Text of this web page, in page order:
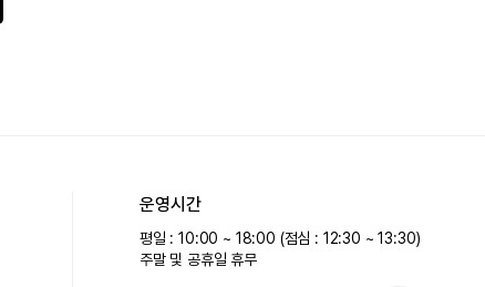
운영시간
평일 : 10:00 ~ 18:00 (점심 : 12:30 ~ 13:30)
주말 및 공휴일 휴무